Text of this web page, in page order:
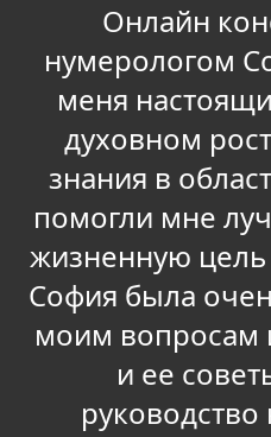
Онлайн
нумерологом
меня
духовном
знания в
помогли мне
жизненную цель
София была
моим вопросам
и ее